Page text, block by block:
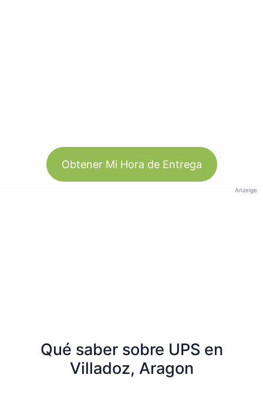
Obtener Mi Hora de Entrega
Anzeige
Qué saber sobre UPS en
Villadoz, Aragon